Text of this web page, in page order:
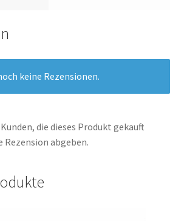
keine Rezensionen.
die dieses Produkt gekauft
Rezension abgeben.